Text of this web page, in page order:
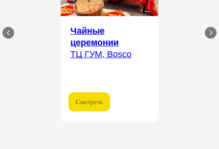
Чайные
церемонии
ТЦ ГУМ, Bosco
Смотреть